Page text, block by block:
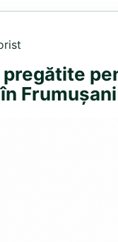
pregătite
Frumușani